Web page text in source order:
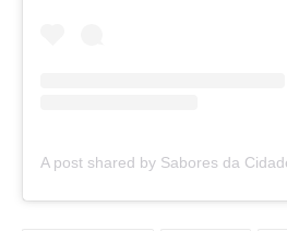
A post shared by Sabores da